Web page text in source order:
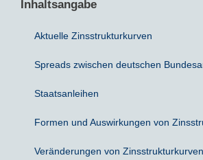
Robo-Advisor
Newsletter
Inhaltsangabe
Aktuelle Zinsstrukturkurven
Spreads zwischen deutschen
Staatsanleihen
Formen und Auswirkungen von
Veränderungen von Zinsstrukturkurven